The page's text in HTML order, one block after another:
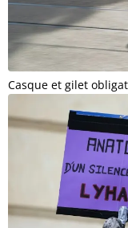
Casque et gilet